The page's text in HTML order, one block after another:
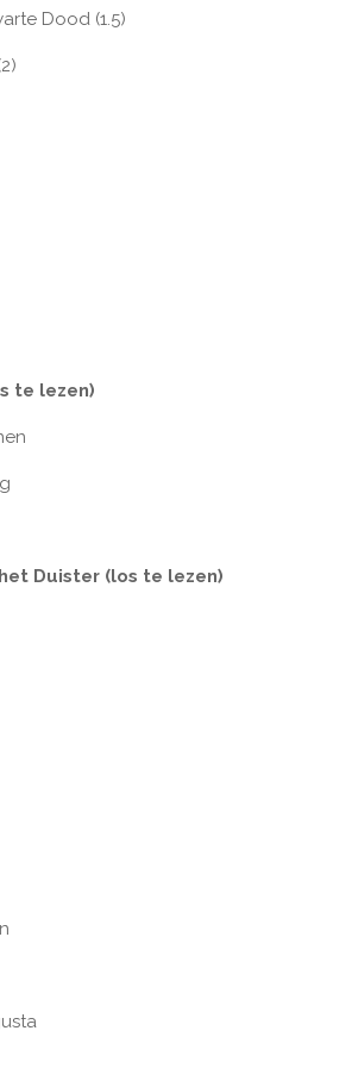
Dood (1.5)
te lezen)
Duister (los te lezen)